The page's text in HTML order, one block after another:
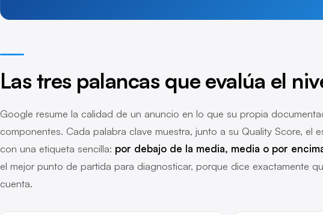
Las tres palancas que evalúa el
Google resume la calidad de un anuncio en lo que su propia
componentes. Cada palabra clave muestra, junto a su Quality Score, el
con una etiqueta sencilla: por debajo de la media, media o por
el mejor punto de partida para diagnosticar, porque dice exactamente
cuenta.